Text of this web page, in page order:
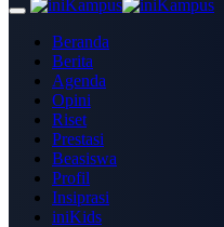
Beranda
Berita
Agenda
Opini
Riset
Prestasi
Beasiswa
Profil
Insiprasi
iniKids